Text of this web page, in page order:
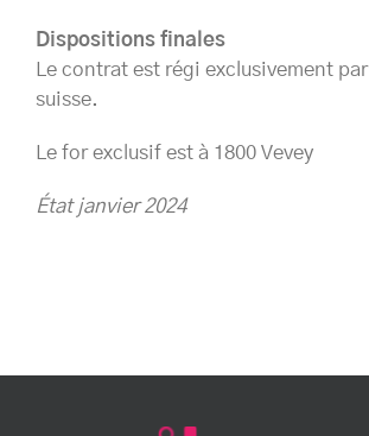
Dispositions finales
Le contrat est régi exclusivement
suisse.
Le for exclusif est à 1800 Vevey
État janvier 2024